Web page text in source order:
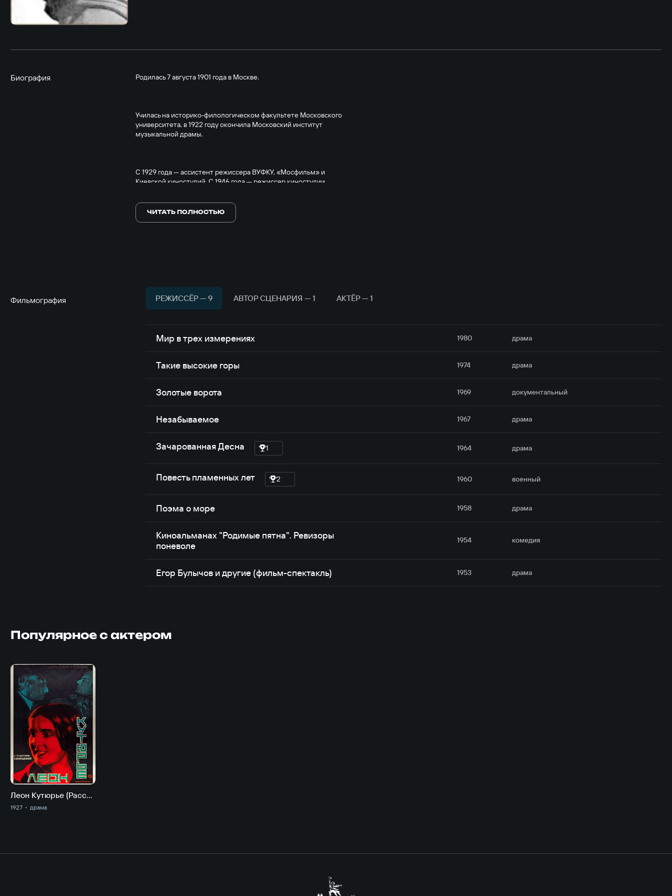
Биография Родилась 7 августа 1901 года в Москве.
Училась на историко-филологическом факультете Московского
университета, в 1922 году окончила Московский институт
музыкальной драмы.
С 1929 года — ассистент режиссера ВУФКУ, «Мосфильм» и
Киевской киностудий. С 1946 года — режиссер киностудии
ЧИТАТЬ ПОЛНОСТЬЮ
Фильмография РЕЖИССЁР — 9 АВТОР СЦЕНАРИЯ — 1 АКТЁР — 1
Мир в трех измерениях 1980 драма
Такие высокие горы 1974 драма
Золотые ворота 1969 документальный
Незабываемое 1967 драма
Зачарованная Десна 1 1964 драма
Повесть пламенных лет 2 1960 военный
Поэма о море 1958 драма
Киноальманах "Родимые пятна". Ревизоры
поневоле
1954 комедия
Егор Булычов и другие (фильм-спектакль) 1953 драма
Популярное с актером
Леон Кутюрье (Рассказ о простой вещи)
1927 драма